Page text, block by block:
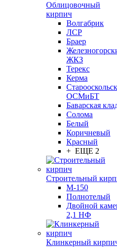
Облицовочный
кирпич
Волгабрик
ЛСР
Браер
ЖКЗ
Терекс
Керма
ОСМиБТ
Баварская
Солома
Белый
Коричневый
Красный
+ ЕЩЕ 2
Строительный
М-150
Полнотелый
Двойной
2,1 НФ
Клинкерный